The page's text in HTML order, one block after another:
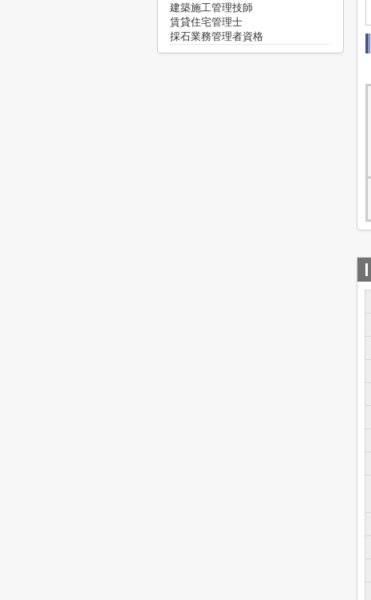
建築施工管理技師
賃貸住宅管理士
採石業務管理者資格